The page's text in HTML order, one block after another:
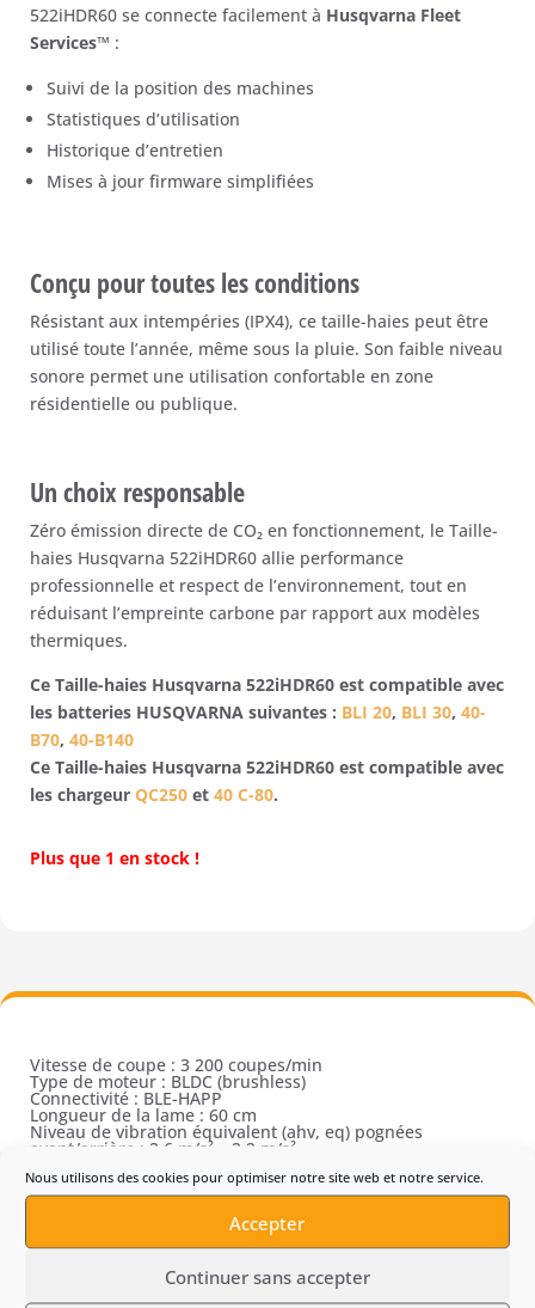
Nous utilisons des cookies pour optimiser notre site web et notre service.
Accepter
Continuer sans accepter
522iHDR60 se connecte facilement à Husqvarna Fleet
Services™ :
Suivi de la position des machines
Statistiques d’utilisation
Historique d’entretien
Mises à jour firmware simplifiées
Conçu pour toutes les conditions
Résistant aux intempéries (IPX4), ce taille-haies peut être
utilisé toute l’année, même sous la pluie. Son faible niveau
sonore permet une utilisation confortable en zone
résidentielle ou publique.
Un choix responsable
Zéro émission directe de CO₂ en fonctionnement, le Taille-
haies Husqvarna 522iHDR60 allie performance
professionnelle et respect de l’environnement, tout en
réduisant l’empreinte carbone par rapport aux modèles
thermiques.
Ce Taille-haies Husqvarna 522iHDR60 est compatible avec
les batteries HUSQVARNA suivantes : BLI 20, BLI 30, 40-
B70, 40-B140
Ce Taille-haies Husqvarna 522iHDR60 est compatible avec
les chargeur QC250 et 40 C-80.
Plus que 1 en stock !
Vitesse de coupe : 3 200 coupes/min
Type de moteur : BLDC (brushless)
Connectivité : BLE-HAPP
Longueur de la lame : 60 cm
Niveau de vibration équivalent (ahv, eq) pognées
avant/arrière : 2,6 m/s² – 2,2 m/s²